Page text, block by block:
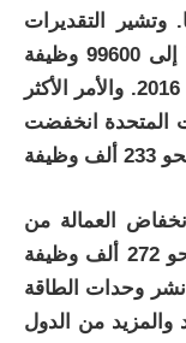
وتشير التقديرات
إلى انخفاض بنسبة 8 في المائة وصولا إلى 99600 وظيفة
في جميع أنحاء الاتحاد الأوروبي في عام 2016. والأمر الأكثر
المتحدة انخفضت
العمالة من
302 ألف في عام 2016 إلى ما يقدر بنحو 272 ألف وظيفة
في نشر وحدات الطاقة
والمزيد من الدول